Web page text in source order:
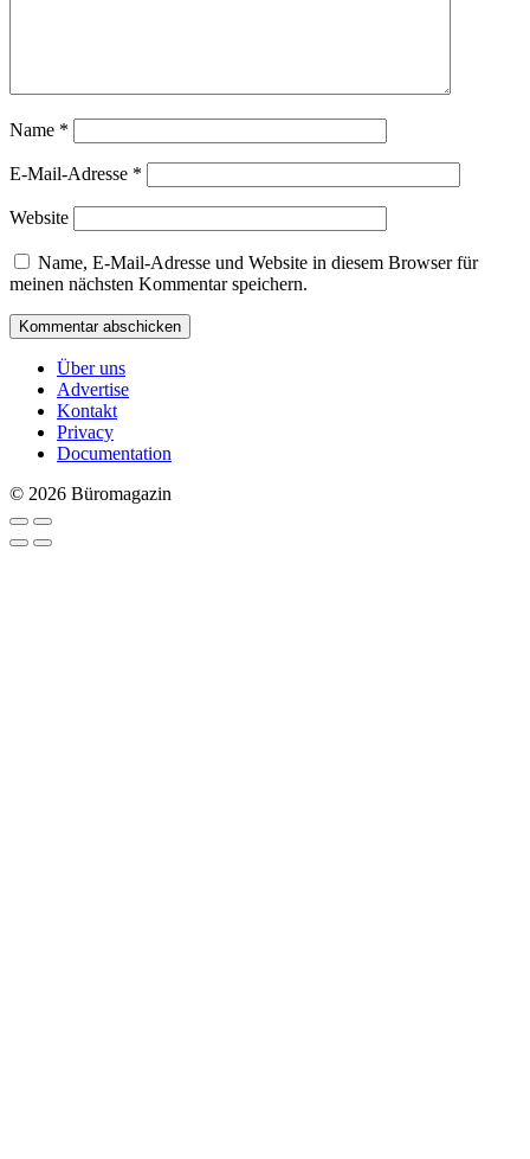
Name *
E-Mail-Adresse *
Website
Name, E-Mail-Adresse und Website in diesem Browser für
meinen nächsten Kommentar speichern.
Über uns
Advertise
Kontakt
Privacy
Documentation
© 2026 Büromagazin